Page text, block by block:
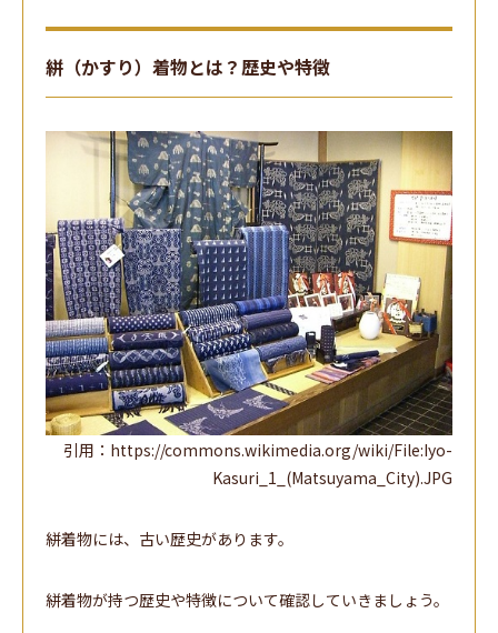
絣（かすり）着物とは？歴史や特徴
引用：https://commons.wikimedia.org/wiki/File:Iyo-
Kasuri_1_(Matsuyama_City).JPG
絣着物には、古い歴史があります。
絣着物が持つ歴史や特徴について確認していきましょう。